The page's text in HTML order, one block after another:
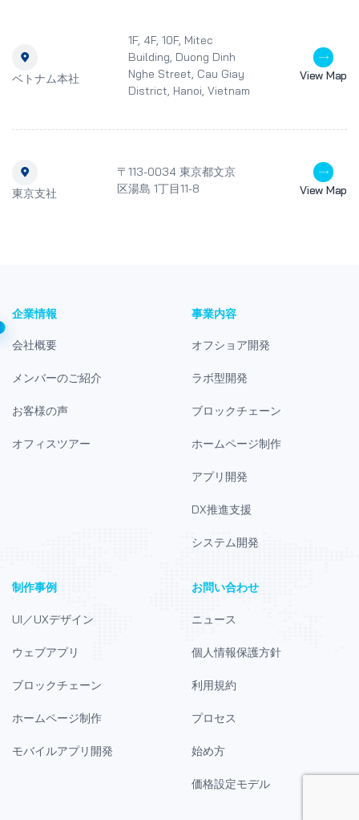
ベトナム本社
1F, 4F, 10F, Mitec
Building, Duong Dinh
Nghe Street, Cau Giay
District, Hanoi, Vietnam
View Map
東京支社
〒113-0034 東京都文京
区湯島 1丁目11-8
View Map
企業情報
会社概要
メンバーのご紹介
お客様の声
オフィスツアー
事業内容
オフショア開発
ラボ型開発
ブロックチェーン
ホームページ制作
アプリ開発
DX推進支援
システム開発
制作事例
UI／UXデザイン
ウェブアプリ
ブロックチェーン
ホームページ制作
モバイルアプリ開発
お問い合わせ
ニュース
個人情報保護方針
利用規約
プロセス
始め方
価格設定モデル